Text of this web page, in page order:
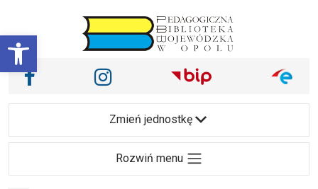
Otwórz pasek narzędzi
Main Navigation
Nasze media społecznościowe i inne
Facebook Instagram
Zmień jednostkę
Rozwiń menu